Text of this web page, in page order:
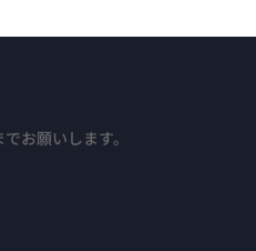
お願いします。